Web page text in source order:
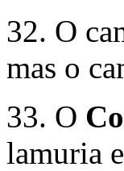
32. O
mas o
33. O
lamuria